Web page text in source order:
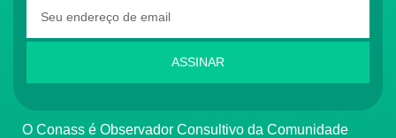
ASSINAR
O Conass é Observador Consultivo da Comunidade